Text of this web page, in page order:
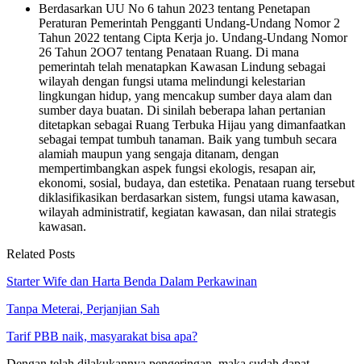
Berdasarkan UU No 6 tahun 2023 tentang Penetapan
Peraturan Pemerintah Pengganti Undang-Undang Nomor 2
Tahun 2022 tentang Cipta Kerja jo. Undang-Undang Nomor
26 Tahun 2OO7 tentang Penataan Ruang. Di mana
pemerintah telah menatapkan Kawasan Lindung sebagai
wilayah dengan fungsi utama melindungi kelestarian
lingkungan hidup, yang mencakup sumber daya alam dan
sumber daya buatan. Di sinilah beberapa lahan pertanian
ditetapkan sebagai Ruang Terbuka Hijau yang dimanfaatkan
sebagai tempat tumbuh tanaman. Baik yang tumbuh secara
alamiah maupun yang sengaja ditanam, dengan
mempertimbangkan aspek fungsi ekologis, resapan air,
ekonomi, sosial, budaya, dan estetika. Penataan ruang tersebut
diklasifikasikan berdasarkan sistem, fungsi utama kawasan,
wilayah administratif, kegiatan kawasan, dan nilai strategis
kawasan.
Related Posts
Starter Wife dan Harta Benda Dalam Perkawinan
Tanpa Meterai, Perjanjian Sah
Tarif PBB naik, masyarakat bisa apa?